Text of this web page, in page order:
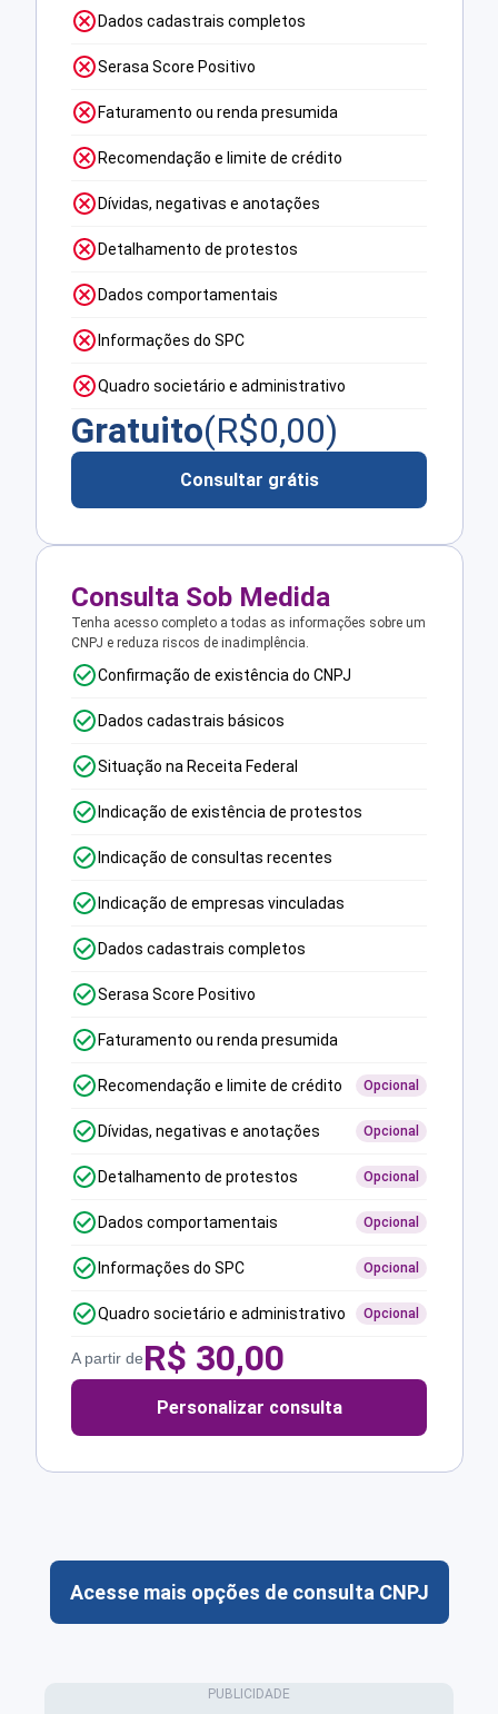
Dados cadastrais completos
Serasa Score Positivo
Faturamento ou renda presumida
Recomendação e limite de crédito
Dívidas, negativas e anotações
Detalhamento de protestos
Dados comportamentais
Informações do SPC
Quadro societário e administrativo
Gratuito(R$0,00)
Consultar grátis
Consulta Sob Medida
Tenha acesso completo a todas as informações sobre um
CNPJ e reduza riscos de inadimplência.
Confirmação de existência do CNPJ
Dados cadastrais básicos
Situação na Receita Federal
Indicação de existência de protestos
Indicação de consultas recentes
Indicação de empresas vinculadas
Dados cadastrais completos
Serasa Score Positivo
Faturamento ou renda presumida
Recomendação e limite de crédito Opcional
Dívidas, negativas e anotações Opcional
Detalhamento de protestos Opcional
Dados comportamentais Opcional
Informações do SPC Opcional
Quadro societário e administrativo Opcional
A partir deR$ 30,00
Personalizar consulta
Acesse mais opções de consulta CNPJ